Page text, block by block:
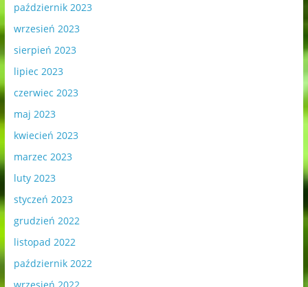
październik 2023
wrzesień 2023
sierpień 2023
lipiec 2023
czerwiec 2023
maj 2023
kwiecień 2023
marzec 2023
luty 2023
styczeń 2023
grudzień 2022
listopad 2022
październik 2022